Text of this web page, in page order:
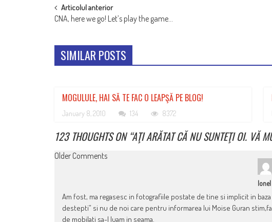
POST
NAVIGATION
Articolul anterior
CNA, here we go! Let’s play the game…
SIMILAR POSTS
MOGULULE, HAI SĂ TE FAC O LEAPŞĂ PE BLOG!
January 8, 2010 134 8372
123 THOUGHTS ON “AŢI ARĂTAT CĂ NU SUNTEŢI OI. VĂ
COMMENT
Older Comments
Ionel
Am fost, ma regasesc in fotografiile postate de tine si implicit in
destepti” si nu de noi care pentru informarea lui Moise Guran
de mobilati sa-l luam in seama.